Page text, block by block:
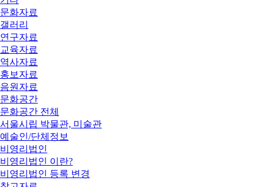
문화자료
갤러리
연구자료
교육자료
역사자료
홍보자료
음원자료
문화공간
문화공간 전체
서울시립 박물관, 미술관
예술인/단체정보
비영리법인
비영리법인 이란?
비영리법인 등록 변경